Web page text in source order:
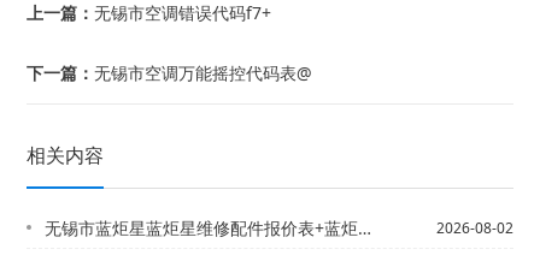
上一篇：无锡市空调错误代码f7+
下一篇：无锡市空调万能摇控代码表@
相关内容
无锡市蓝炬星蓝炬星维修配件报价表+蓝炬星售后怎么样2027年最新收费标准 2026-08-02